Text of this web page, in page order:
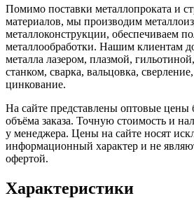
Помимо поставки металлопроката и
материалов, мы производим
металлоконструкции, обеспечиваем
металлообработки. Нашим клиентам
металла лазером, плазмой,
станком, сварка, вальцовка,
цинкование.
На сайте представлены оптовые цены
объёма заказа. Точную стоимость и
у менеджера. Цены на сайте носят
информационный характер и не
офертой.
Характеристики